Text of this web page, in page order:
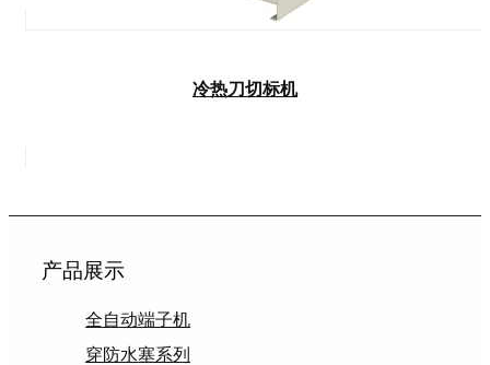
冷热刀切标机
产品展示
全自动端子机
穿防水塞系列